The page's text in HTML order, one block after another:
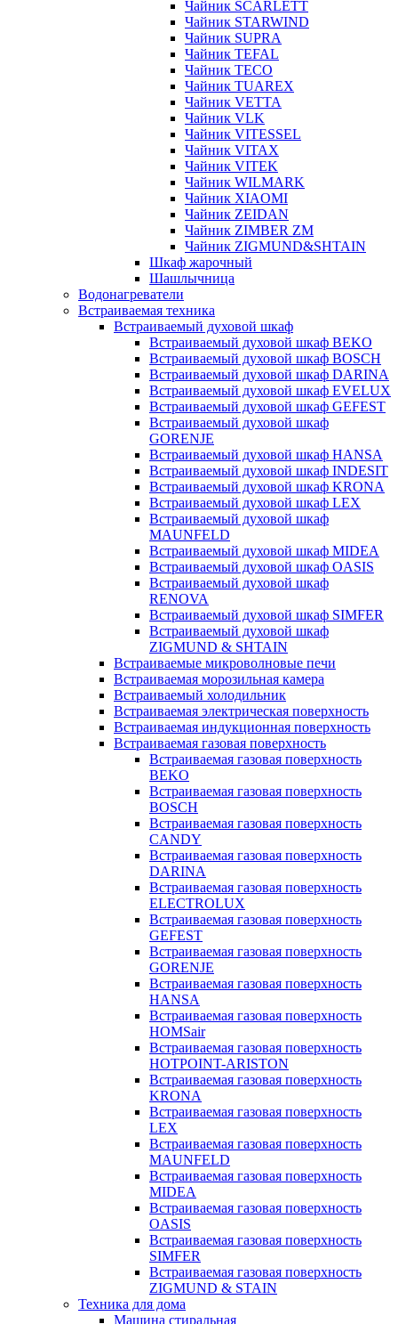
Чайник SCARLETT
Чайник STARWIND
Чайник SUPRA
Чайник TEFAL
Чайник TECO
Чайник TUAREX
Чайник VETTA
Чайник VLK
Чайник VITESSEL
Чайник VITAX
Чайник VITEK
Чайник WILMARK
Чайник XIAOMI
Чайник ZEIDAN
Чайник ZIMBER ZM
Чайник ZIGMUND&SHTAIN
Шкаф жарочный
Шашлычница
Водонагреватели
Встраиваемая техника
Встраиваемый духовой шкаф
Встраиваемый духовой шкаф BEKO
Встраиваемый духовой шкаф BOSCH
Встраиваемый духовой шкаф DARINA
Встраиваемый духовой шкаф EVELUX
Встраиваемый духовой шкаф GEFEST
Встраиваемый духовой шкаф
GORENJE
Встраиваемый духовой шкаф HANSA
Встраиваемый духовой шкаф INDESIT
Встраиваемый духовой шкаф KRONA
Встраиваемый духовой шкаф LEX
Встраиваемый духовой шкаф
MAUNFELD
Встраиваемый духовой шкаф MIDEA
Встраиваемый духовой шкаф OASIS
Встраиваемый духовой шкаф
RENOVA
Встраиваемый духовой шкаф SIMFER
Встраиваемый духовой шкаф
ZIGMUND & SHTAIN
Встраиваемые микроволновые печи
Встраиваемая морозильная камера
Встраиваемый холодильник
Встраиваемая электрическая поверхность
Встраиваемая индукционная поверхность
Встраиваемая газовая поверхность
Встраиваемая газовая поверхность
BEKO
Встраиваемая газовая поверхность
BOSCH
Встраиваемая газовая поверхность
CANDY
Встраиваемая газовая поверхность
DARINA
Встраиваемая газовая поверхность
ELECTROLUX
Встраиваемая газовая поверхность
GEFEST
Встраиваемая газовая поверхность
GORENJE
Встраиваемая газовая поверхность
HANSA
Встраиваемая газовая поверхность
HOMSair
Встраиваемая газовая поверхность
HOTPOINT-ARISTON
Встраиваемая газовая поверхность
KRONA
Встраиваемая газовая поверхность
LEX
Встраиваемая газовая поверхность
MAUNFELD
Встраиваемая газовая поверхность
MIDEA
Встраиваемая газовая поверхность
OASIS
Встраиваемая газовая поверхность
SIMFER
Встраиваемая газовая поверхность
ZIGMUND & STAIN
Техника для дома
Машина стиральная